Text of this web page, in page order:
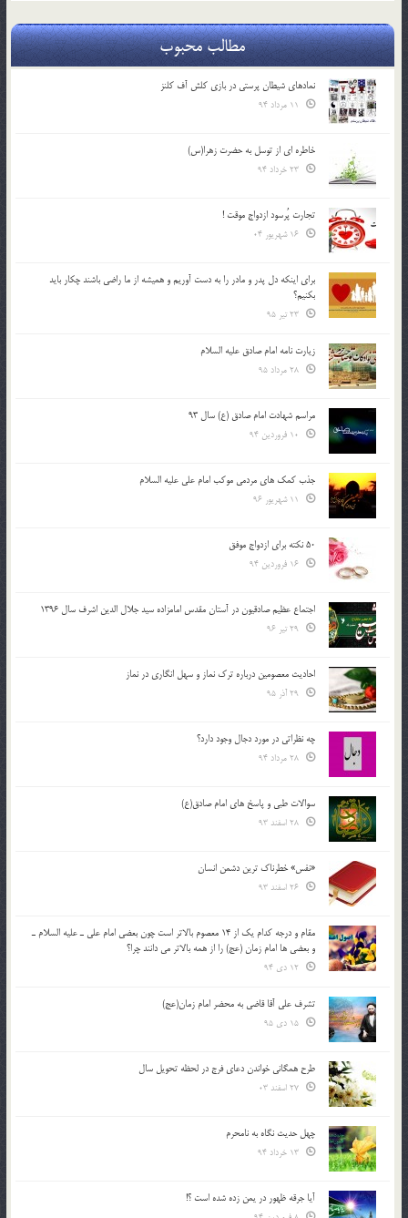
مطالب محبوب
نمادهای شیطان پرستی در بازی کلش آف کلنز
خاطره ای از توسل به حضرت زهرا(س)
تجارت پُرسود ازدواج موقت !
براي اينكه دل پدر و مادر را به دست آوريم و هميشه از ما راضي باشند چكار بايد
بكنيم؟
زیارت نامه امام صادق علیه السلام
مراسم شهادت امام صادق (ع) سال 93
جذب کمک های مردمی موکب امام علی علیه السلام
50 نکته برای ازدواج موفق
اجتماع عظیم صادقیون در آستان مقدس امامزاده سید جلال الدین اشرف سال 1396
احادیث معصومین درباره ترک نماز و سهل انگاری در نماز
چه نظراتی در مورد دجال وجود دارد؟
سوالات طبی و پاسخ های امام صادق(ع)
«نفس» خطرناک ترین دشمن انسان
مقام و درجه كدام يك از 14 معصوم بالاتر است چون بعضي امام علي ـ عليه السلام ـ
و بعضي ها امام زمان (عج) را از همه بالاتر مي دانند چرا؟
تشرف علي آقا قاضي به محضر امام زمان(عج)
طرح همگانی خواندن دعای فرج در لحظه تحویل سال
چهل حدیث نگاه به نامحرم
آیا جرقه ظهور در یمن زده شده است ؟!